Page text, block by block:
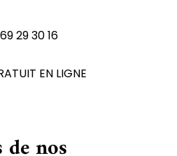
29 30 16
EN LIGNE
de nos